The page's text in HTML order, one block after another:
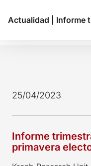
Actualidad Informe
25/04/2023
Informe
primavera